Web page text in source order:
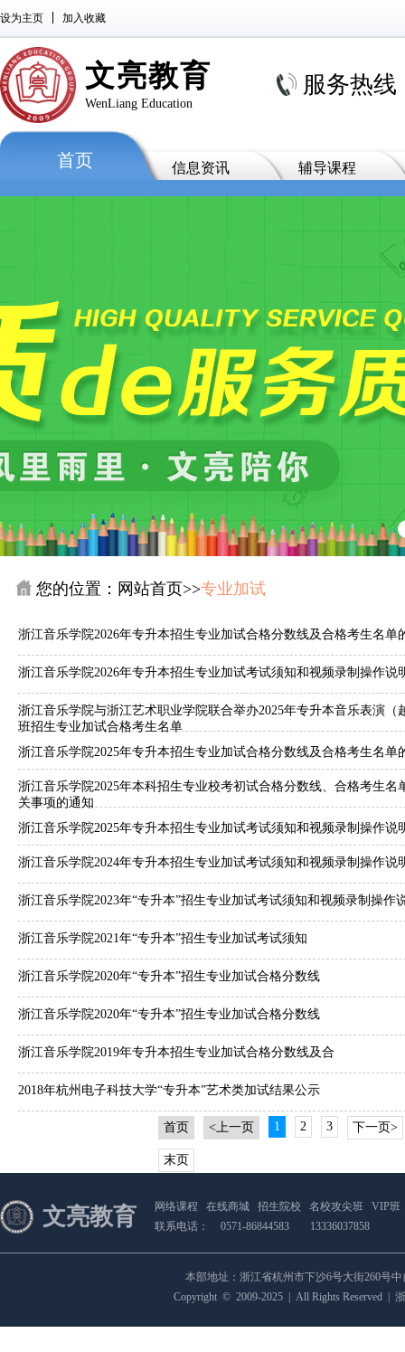
设为主页 加入收藏
文亮教育
WenLiang Education
服务热线
首页 信息资讯 辅导课程
您的位置： 网站首页>>专业加试
浙江音乐学院2026年专升本招生专业加试合格分数线及合格考生名单
浙江音乐学院2026年专升本招生专业加试考试须知和视频录制操作说
浙江音乐学院与浙江艺术职业学院联合举办2025年专升本音乐表演（
班招生专业加试合格考生名单
浙江音乐学院2025年专升本招生专业加试合格分数线及合格考生名单
浙江音乐学院2025年本科招生专业校考初试合格分数线、合格考生名
关事项的通知
浙江音乐学院2025年专升本招生专业加试考试须知和视频录制操作说
浙江音乐学院2024年专升本招生专业加试考试须知和视频录制操作说
浙江音乐学院2023年“专升本”招生专业加试考试须知和视频录制操作
浙江音乐学院2021年“专升本”招生专业加试考试须知
浙江音乐学院2020年“专升本”招生专业加试合格分数线
浙江音乐学院2020年“专升本”招生专业加试合格分数线
浙江音乐学院2019年专升本招生专业加试合格分数线及合
2018年杭州电子科技大学“专升本”艺术类加试结果公示
首页 <上一页 1 2 3 下一页>
末页
文亮教育 网络课程 在线商城 招生院校 名校攻尖班
VIP班
联系电话：
0571-86844583 13336037858
本部地址：浙江省杭州市下沙6号大街260号
Copyright © 2009-2025 All Rights Reserved